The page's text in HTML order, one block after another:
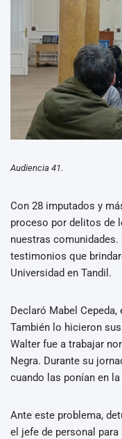
Audiencia 41.
Con 28 imputados y
proceso por delitos de
nuestras
testimonios que
Universidad en Tandil.
Declaró Mabel
También lo hicieron
Walter fue a trabajar
Negra. Durante su
cuando las ponían en
Ante este problema,
el jefe de personal